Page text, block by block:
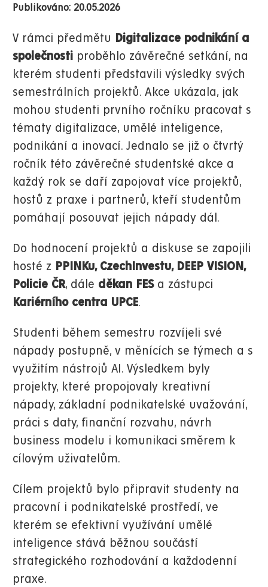
Publikováno: 20.05.2026
V rámci předmětu Digitalizace podnikání a
společnosti proběhlo závěrečné setkání, na
kterém studenti představili výsledky svých
semestrálních projektů. Akce ukázala, jak
mohou studenti prvního ročníku pracovat s
tématy digitalizace, umělé inteligence,
podnikání a inovací. Jednalo se již o čtvrtý
ročník této závěrečné studentské akce a
každý rok se daří zapojovat více projektů,
hostů z praxe i partnerů, kteří studentům
pomáhají posouvat jejich nápady dál.
Do hodnocení projektů a diskuse se zapojili
hosté z PPINKu, CzechInvestu, DEEP VISION,
Policie ČR, dále děkan FESa zástupci
Kariérního centra UPCE.
Studenti během semestru rozvíjeli své
nápady postupně, v měnících se týmech a s
využitím nástrojů AI. Výsledkem byly
projekty, které propojovaly kreativní
nápady, základní podnikatelské uvažování,
práci s daty, finanční rozvahu, návrh
business modelu i komunikaci směrem k
cílovým uživatelům.
Cílem projektů bylo připravit studenty na
pracovní i podnikatelské prostředí, ve
kterém se efektivní využívání umělé
inteligence stává běžnou součástí
strategického rozhodování a každodenní
praxe.